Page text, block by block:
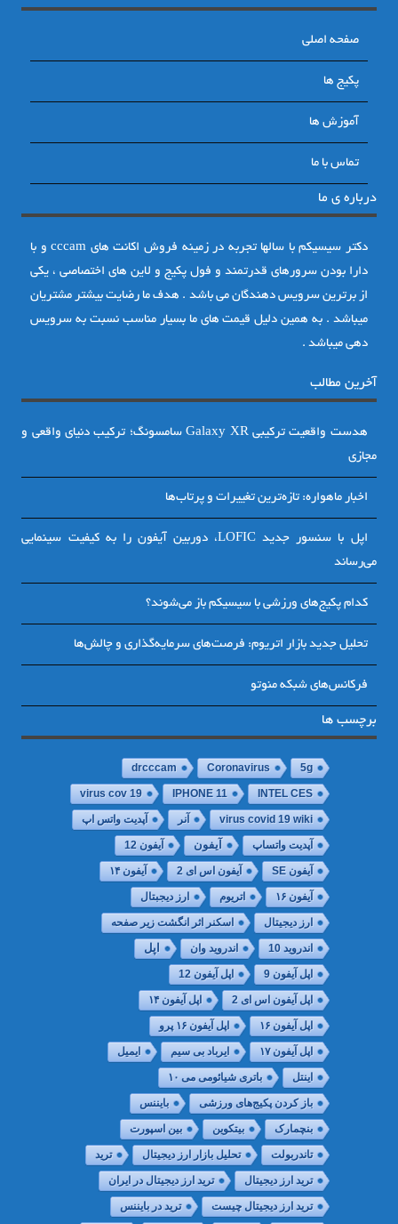
صفحه اصلی
پکیج ها
آموزش ها
تماس با ما
درباره ی ما
دکتر سیسیکم با سالها تجربه در زمینه فروش اکانت های cccam و با
دارا بودن سرورهای قدرتمند و فول پکیج و لاین های اختصاصی ، یکی
از برترین سرویس دهندگان می باشد . هدف ما رضایت بیشتر مشتریان
میباشد . به همین دلیل قیمت های ما بسیار مناسب نسبت به سرویس
دهی میباشد .
آخرین مطالب
هدست واقعیت ترکیبی Galaxy XR سامسونگ؛ ترکیب دنیای واقعی و
مجازی
اخبار ماهواره: تازه‌ترین تغییرات و پرتاب‌ها
اپل با سنسور جدید LOFIC، دوربین آیفون را به کیفیت سینمایی
می‌رساند
کدام پکیج‌های ورزشی با سیسیکم باز می‌شوند؟
تحلیل جدید بازار اتریوم: فرصت‌های سرمایه‌گذاری و چالش‌ها
فرکانس‌های شبکه منوتو
برچسب ها
5g
Coronavirus
drcccam
INTEL CES
IPHONE 11
virus cov 19
virus covid 19 wiki آنر آپدیت واتس اپ
آپدیت واتساپ آیفون آیفون 12
آیفون SE آیفون اس ای 2 آیفون ۱۴
آیفون ۱۶ اتریوم ارز دیجبتال
ارز دیجیتال اسکنر اثر انگشت زیر صفحه
اندروید 10 اندروید وان اپل
اپل آیفون 9 اپل آیفون 12
اپل آیفون اس ای 2 اپل آیفون ۱۴
اپل آیفون ۱۶ اپل آیفون ۱۶ پرو
اپل آیفون ۱۷ ایرباد بی سیم ایمیل
اینتل باتری شیائومی می ۱۰
باز کردن پکیج‌های ورزشی بایننس
بنچمارک بیتکوین بین اسپورت
تاندربولت تحلیل بازار ارز دیجیتال ترید
ترید ارز دیجیتال ترید ارز دیجیتال در ایران
ترید ارز دیجیتال چیست ترید در بایننس